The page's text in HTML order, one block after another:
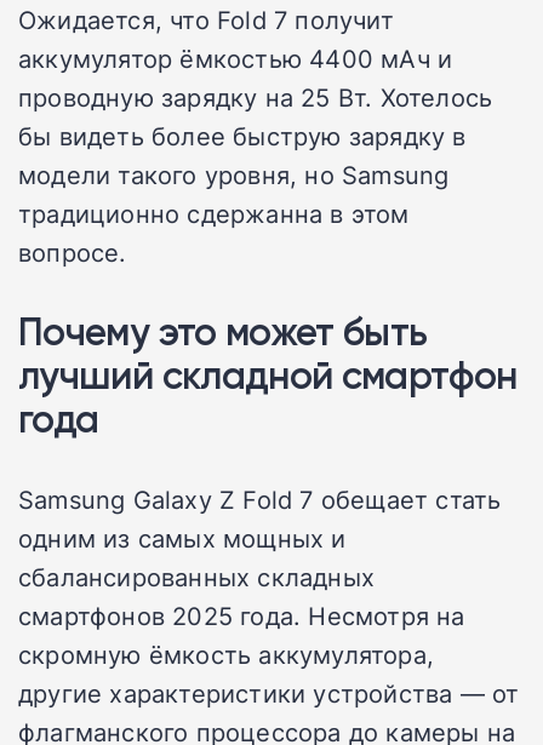
Ожидается, что Fold 7 получит
аккумулятор ёмкостью 4400 мАч и
проводную зарядку на 25 Вт. Хотелось
бы видеть более быструю зарядку в
модели такого уровня, но Samsung
традиционно сдержанна в этом
вопросе.
Почему это может быть
лучший складной смартфон
года
Samsung Galaxy Z Fold 7 обещает стать
одним из самых мощных и
сбалансированных складных
смартфонов 2025 года. Несмотря на
скромную ёмкость аккумулятора,
другие характеристики устройства — от
флагманского процессора до камеры на